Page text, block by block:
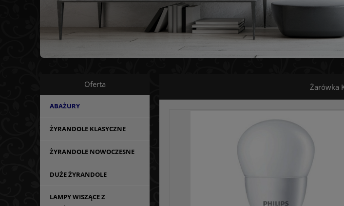
Oferta
ABAŻURY
ŻYRANDOLE KLASYCZNE
ŻYRANDOLE NOWOCZESNE
DUŻE ŻYRANDOLE
LAMPY WISZĄCE Z
Żarówka